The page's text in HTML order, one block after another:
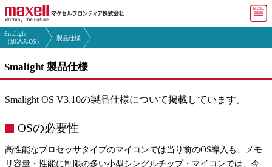
マ
マクセルフロンティア トップ
会社情報
採用情報
Smalight
（組込みOS）
製品仕様
Smalight 製品仕様
Smalight OS V3.10の製品仕様について掲載しています。
OSの必要性
高性能なプロセッサタイプのマイコンでは当り前のOS導入も、メモ
リ容量・性能に制限の多い小型シングルチップ・マイコンでは、今